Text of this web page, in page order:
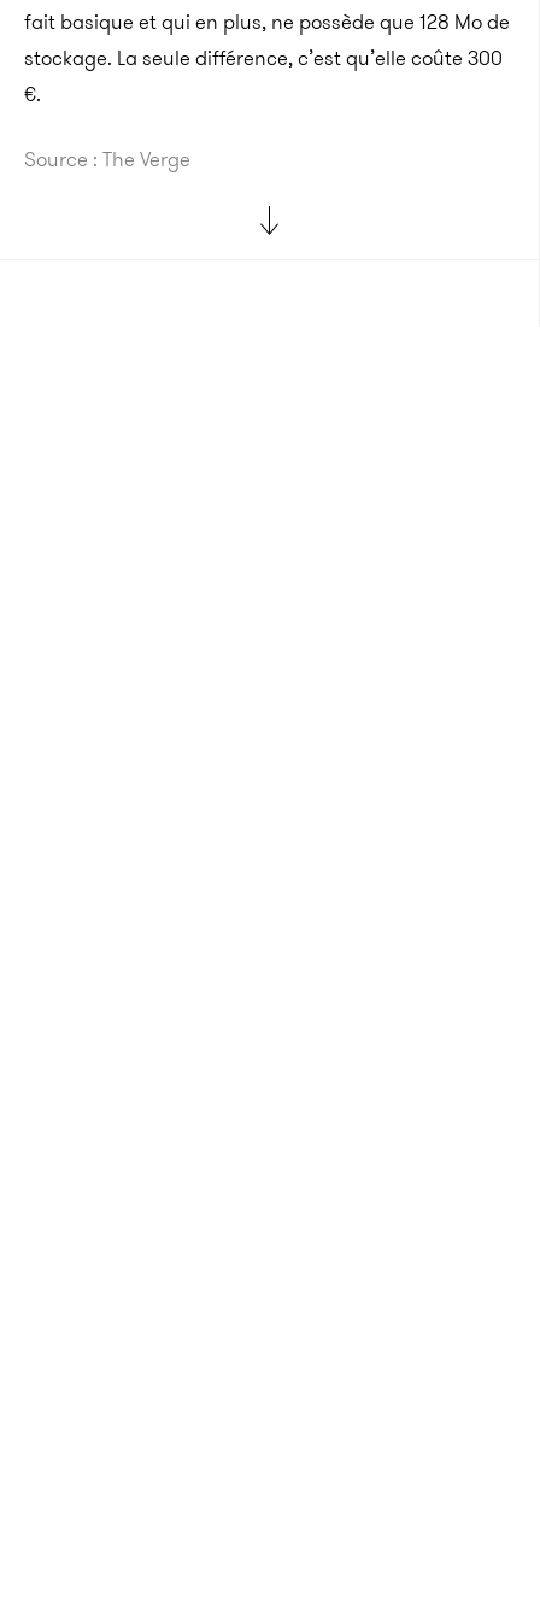
fait basique et qui en plus, ne possède que 128 Mo de
stockage. La seule différence, c’est qu’elle coûte 300
€.
Source : The Verge